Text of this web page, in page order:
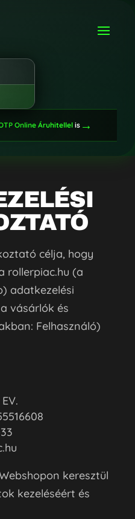
Online Áruhitellelis→
célja, hogy
rollerpiac.hu (a
adatkezelési
vásárlók és
Felhasználó)
keresztül
kezeléséért és